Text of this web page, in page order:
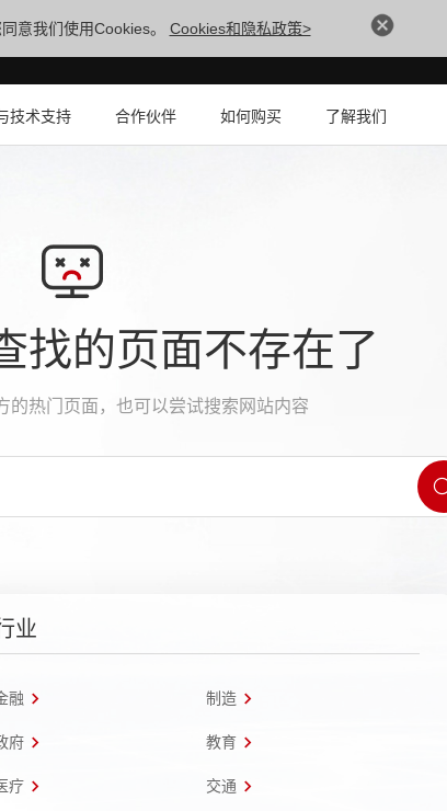
意我们使用Cookies。 Cookies和隐私政策>
技术支持 合作伙伴 如何购买 了解我们
找的页面不存在了
的热门页面，也可以尝试搜索网站内容
业
融 制造
府 教育
疗 交通